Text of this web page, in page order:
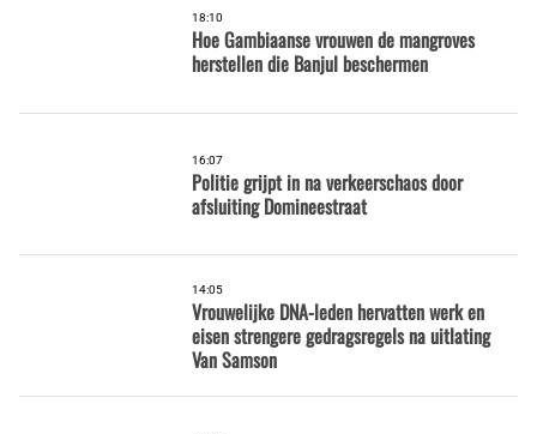
18:10
Hoe Gambiaanse vrouwen de mangroves
herstellen die Banjul beschermen
16:07
Politie grijpt in na verkeerschaos door
afsluiting Domineestraat
14:05
Vrouwelijke DNA-leden hervatten werk en
eisen strengere gedragsregels na uitlating
Van Samson